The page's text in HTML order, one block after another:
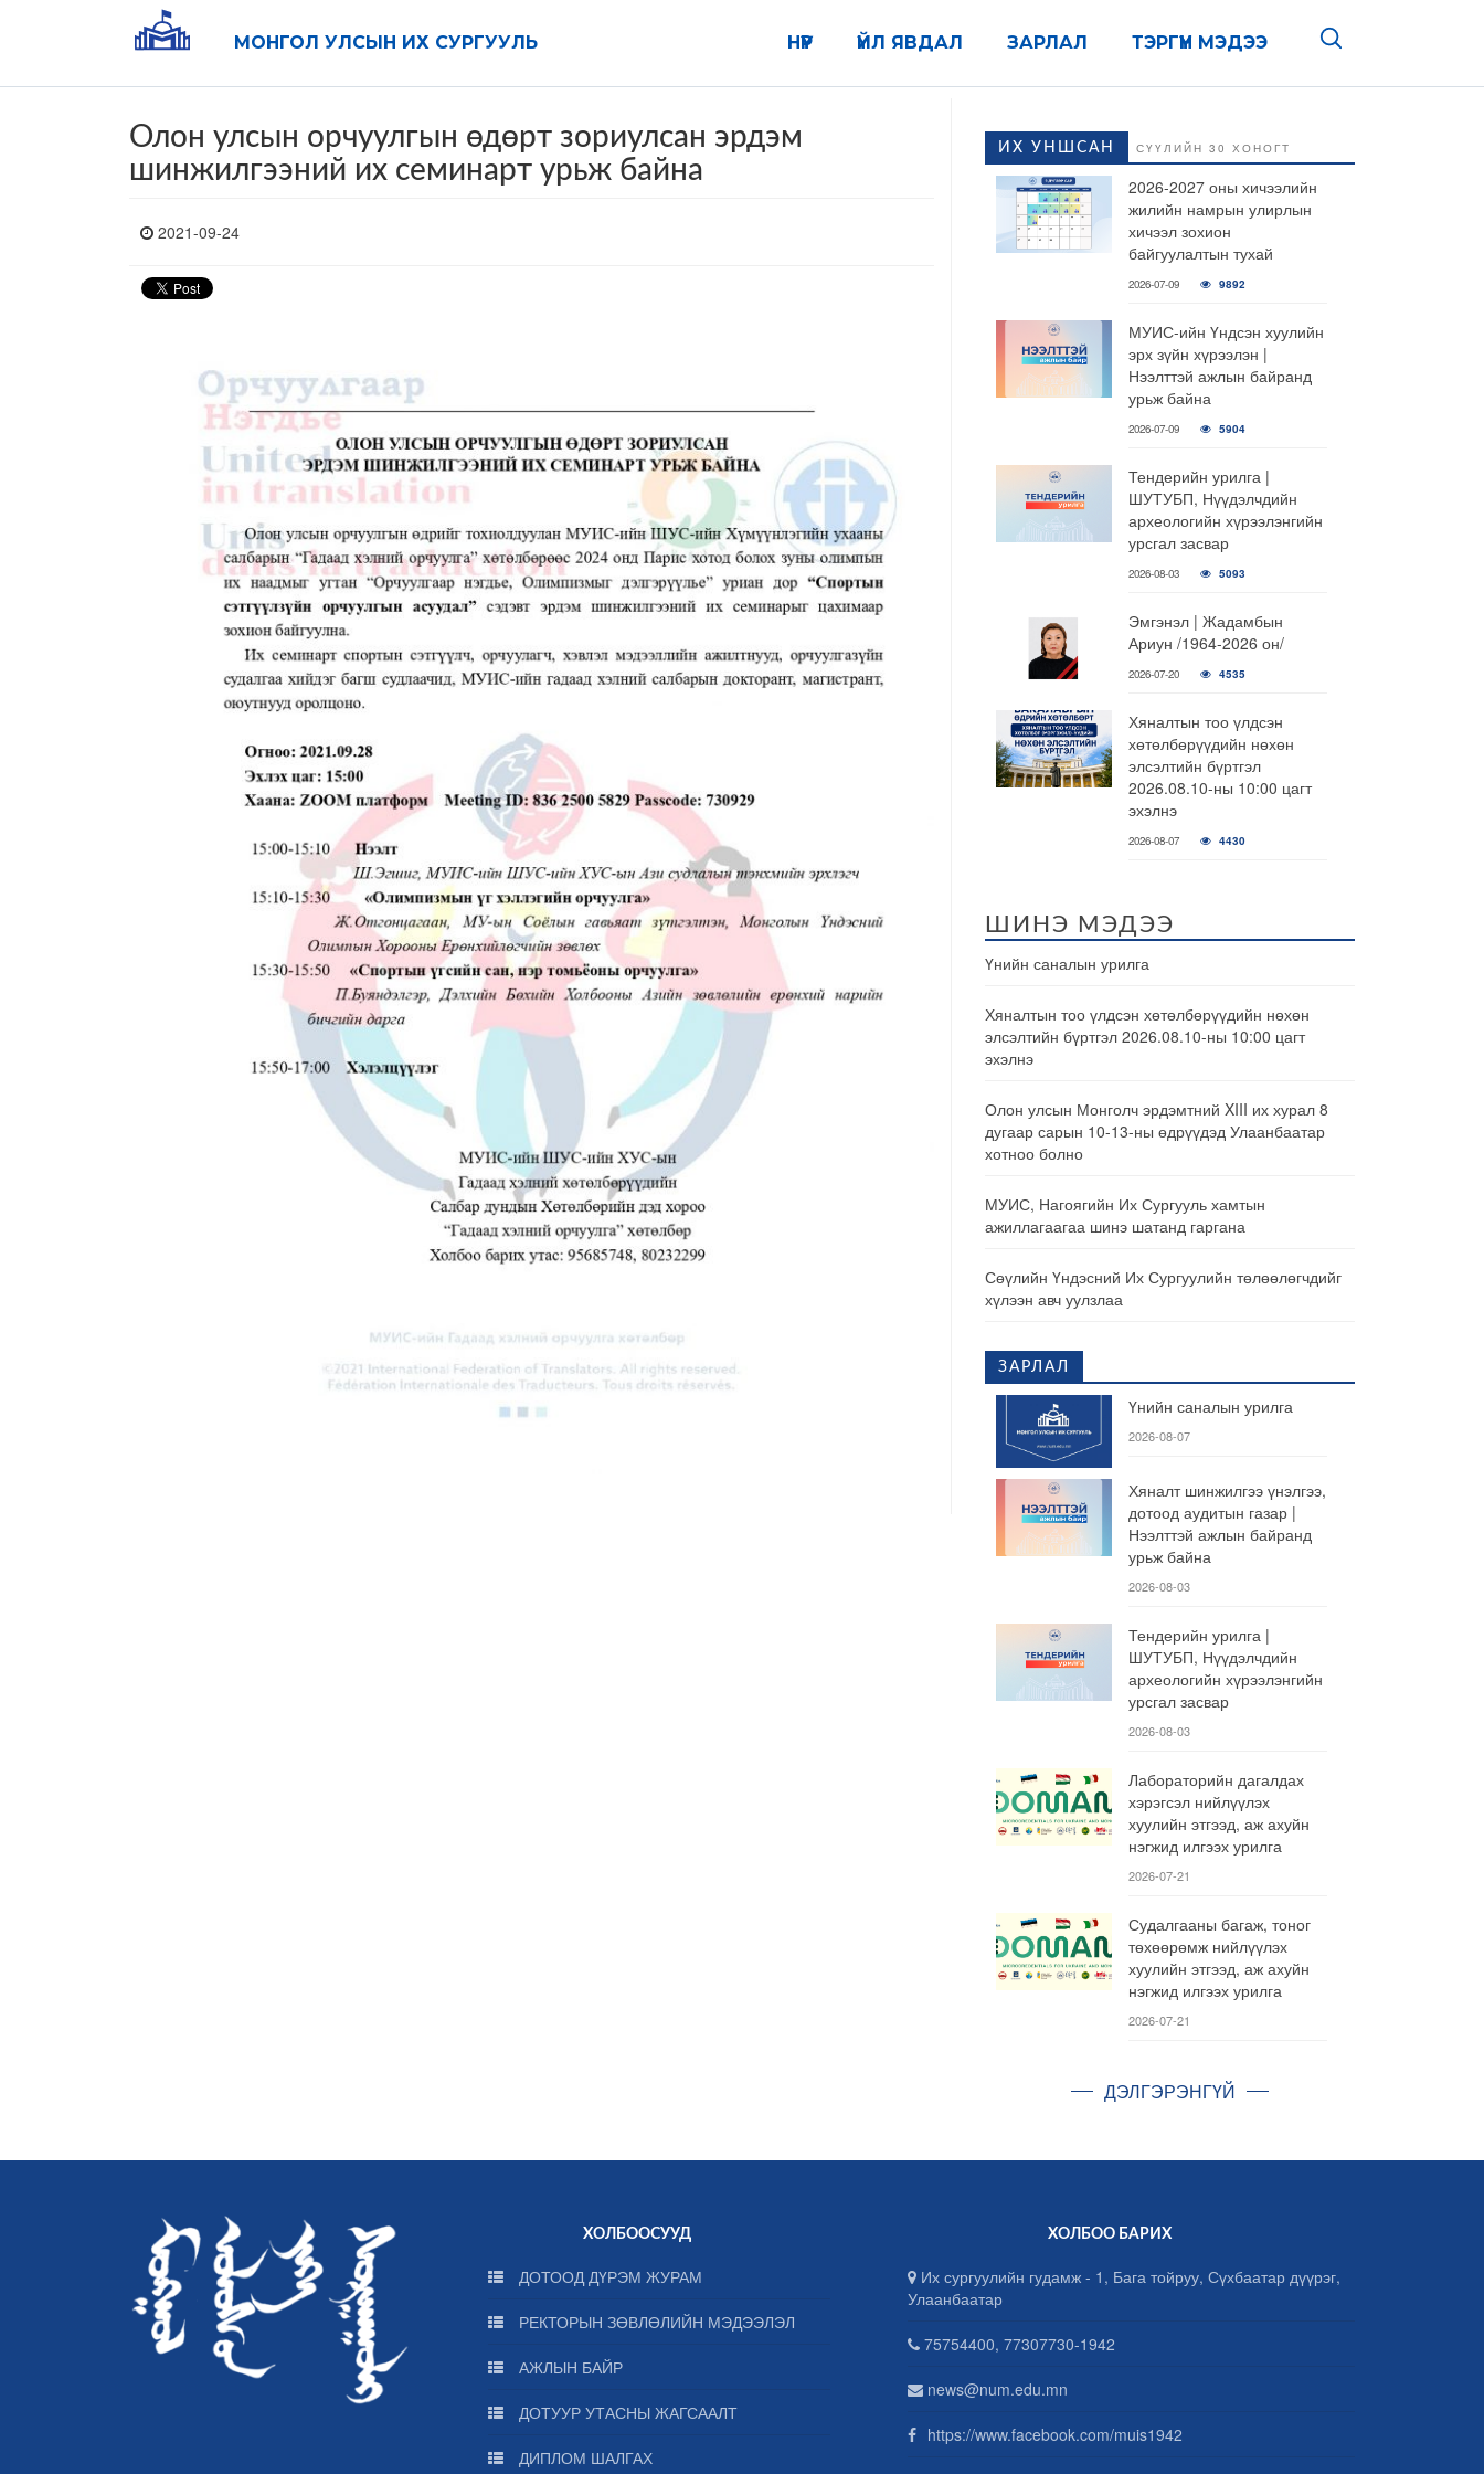
МОНГОЛ УЛСЫН ИХ СУРГУУЛЬ ТЭРГҮҮН МЭДЭЭ
ЗАРЛАЛ
ҮЙЛ ЯВДАЛ
НҮҮР
Олон улсын орчуулгын өдөрт зориулсан эрдэм
шинжилгээний их семинарт урьж байна
2021-09-24
ИХ УНШСАН СҮҮЛИЙН 30 ХОНОГТ
2026-2027 оны хичээлийн
жилийн намрын улирлын
хичээл зохион
байгуулалтын тухай
2026-07-09 9892
МУИС-ийн Үндсэн хуулийн
эрх зүйн хүрээлэн |
Нээлттэй ажлын байранд
урьж байна
2026-07-09 5904
Тендерийн урилга |
ШУТУБП, Нүүдэлчдийн
археологийн хүрээлэнгийн
урсгал засвар
2026-08-03 5093
Эмгэнэл | Жадамбын
Ариун /1964-2026 он/
2026-07-20 4535
Хяналтын тоо үлдсэн
хөтөлбөрүүдийн нөхөн
элсэлтийн бүртгэл
2026.08.10-ны 10:00 цагт
эхэлнэ
2026-08-07 4430
ШИНЭ МЭДЭЭ
Үнийн саналын урилга
Хяналтын тоо үлдсэн хөтөлбөрүүдийн нөхөн
элсэлтийн бүртгэл 2026.08.10-ны 10:00 цагт
эхэлнэ
Олон улсын Монголч эрдэмтний XIII их хурал 8
дугаар сарын 10-13-ны өдрүүдэд Улаанбаатар
хотноо болно
МУИС, Нагоягийн Их Сургууль хамтын
ажиллагаагаа шинэ шатанд гаргана
Сөүлийн Үндэсний Их Сургуулийн төлөөлөгчдийг
хүлээн авч уулзлаа
ЗАРЛАЛ
Үнийн саналын урилга
2026-08-07
Хяналт шинжилгээ үнэлгээ,
дотоод аудитын газар |
Нээлттэй ажлын байранд
урьж байна
2026-08-03
Тендерийн урилга |
ШУТУБП, Нүүдэлчдийн
археологийн хүрээлэнгийн
урсгал засвар
2026-08-03
Лабораторийн дагалдах
хэрэгсэл нийлүүлэх
хуулийн этгээд, аж ахуйн
нэгжид илгээх урилга
2026-07-21
Судалгааны багаж, тоног
төхөөрөмж нийлүүлэх
хуулийн этгээд, аж ахуйн
нэгжид илгээх урилга
2026-07-21
ДЭЛГЭРЭНГҮЙ
ХОЛБООСУУД
ДОТООД ДҮРЭМ ЖУРАМ
РЕКТОРЫН ЗӨВЛӨЛИЙН МЭДЭЭЛЭЛ
АЖЛЫН БАЙР
ДОТУУР УТАСНЫ ЖАГСААЛТ
ДИПЛОМ ШАЛГАХ
ХОЛБОО БАРИХ
Их сургуулийн гудамж - 1, Бага тойруу, Сүхбаатар дүүрэг,
Улаанбаатар
75754400, 77307730-1942
news@num.edu.mn
https://www.facebook.com/muis1942